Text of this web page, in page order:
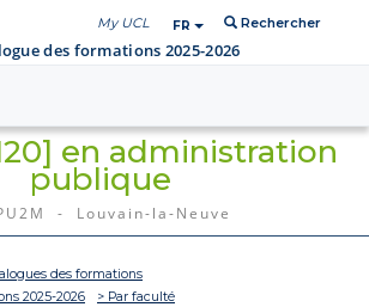
My UCL FR Rechercher
des formations 2025-2026
en administration
publique
- Louvain-la-Neuve
des formations
2025-2026
> Par faculté